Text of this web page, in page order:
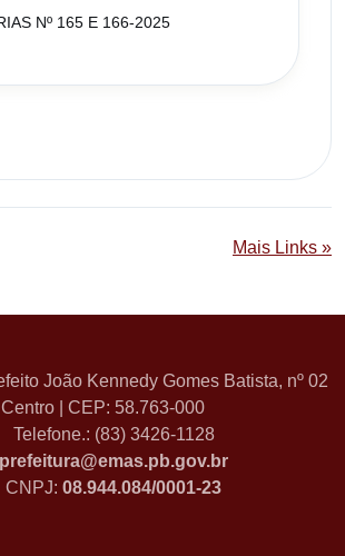
Nº 165 E 166-2025
Mais Links »
João Kennedy Gomes Batista, nº 02
| CEP: 58.763-000
Telefone.: (83) 3426-1128
prefeitura@emas.pb.gov.br
CNPJ: 08.944.084/0001-23